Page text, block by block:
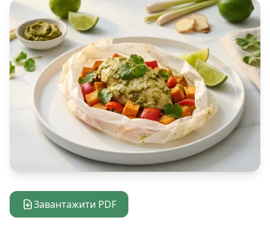
Завантажити PDF